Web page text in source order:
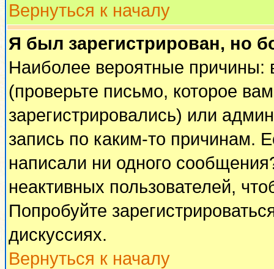
Вернуться к началу
Я был зарегистрирован, но
Наиболее вероятные причины:
(проверьте письмо, которое
зарегистрировались) или
запись по каким-то причинам.
написали ни одного
неактивных пользователей,
Попробуйте
дискуссиях.
Вернуться к началу